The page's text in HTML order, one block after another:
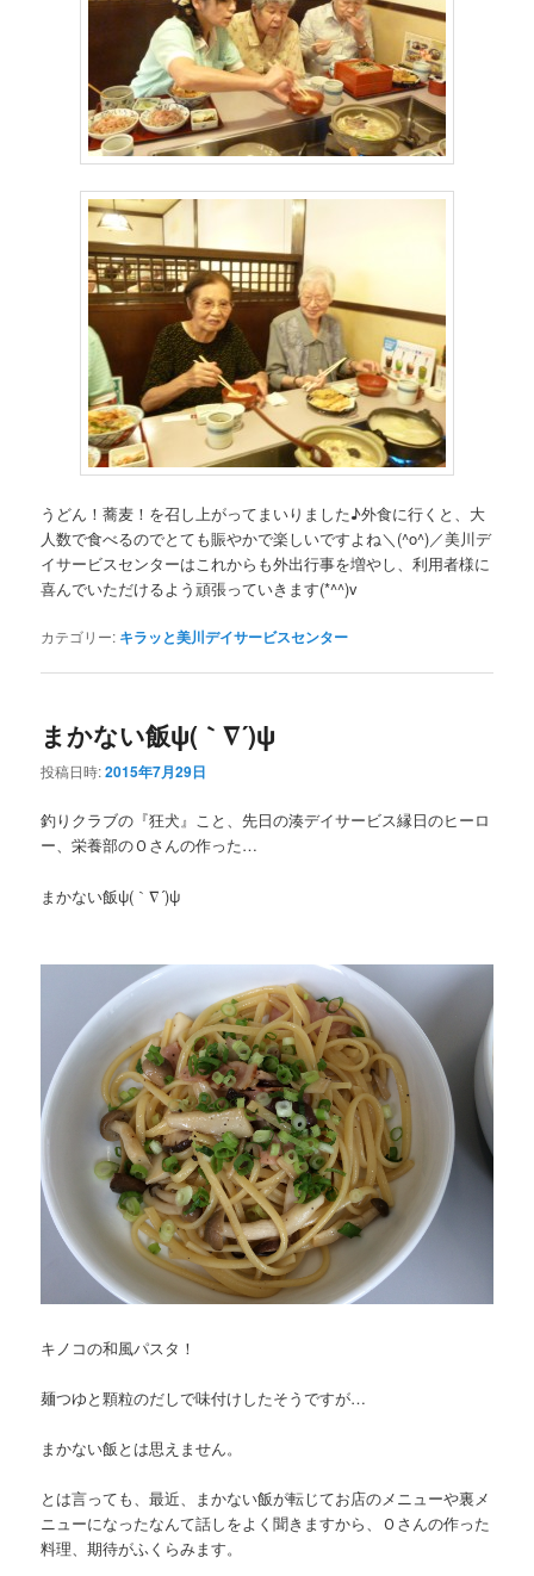
うどん！蕎麦！を召し上がってまいりました♪外食に行くと、大
人数で食べるのでとても賑やかで楽しいですよね＼(^o^)／美川デ
イサービスセンターはこれからも外出行事を増やし、利用者様に
喜んでいただけるよう頑張っていきます(*^^)v
カテゴリー: キラッと美川デイサービスセンター
まかない飯ψ(｀∇´)ψ
投稿日時:2015年7月29日
釣りクラブの『狂犬』こと、先日の湊デイサービス縁日のヒーロ
ー、栄養部のＯさんの作った…
まかない飯ψ(｀∇´)ψ
キノコの和風パスタ！
麺つゆと顆粒のだしで味付けしたそうですが…
まかない飯とは思えません。
とは言っても、最近、まかない飯が転じてお店のメニューや裏メ
ニューになったなんて話しをよく聞きますから、Ｏさんの作った
料理、期待がふくらみます。